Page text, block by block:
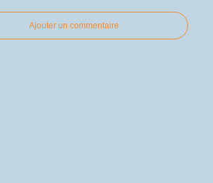
Ajouter un commentaire